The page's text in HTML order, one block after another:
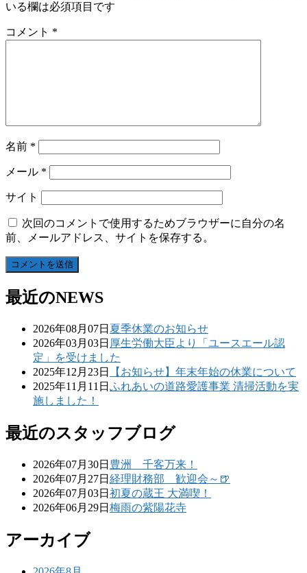
いる欄は必須項目です
コメント *
名前 *
メール *
サイト
次回のコメントで使用するためブラウザーに自分の名
前、メールアドレス、サイトを保存する。
最近のNEWS
2026年08月07日 夏季休業のお知らせ
2026年03月03日 厚生労働大臣より「ユースエール認
定」を受けました
2025年12月23日
【お知らせ】年末年始の休業について
2025年11月11日 ふれあいの道路愛護事業 清掃活動を実
施しました！
最近のスタッフブログ
2026年07月30日 豊洲 千客万来！
2026年07月27日 経理財務部 歓迎会～🍺
2026年07月03日 初夏の蔵王 大満喫！
2026年06月29日 梅雨の紫陽花寺
アーカイブ